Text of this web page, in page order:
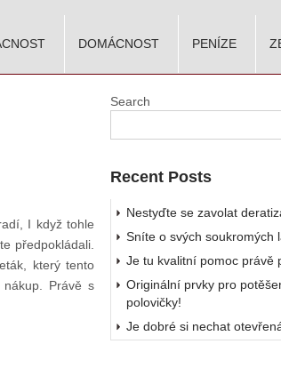
DOMÁCNOST PENÍZE
I když tohle
předpokládali.
který tento
Právě s
Search
Recent Posts
Nestyďte se zavolat
Sníte o svých soukromých
Je tu kvalitní pomoc právě
Originální prvky pro
polovičky!
Je dobré si nechat